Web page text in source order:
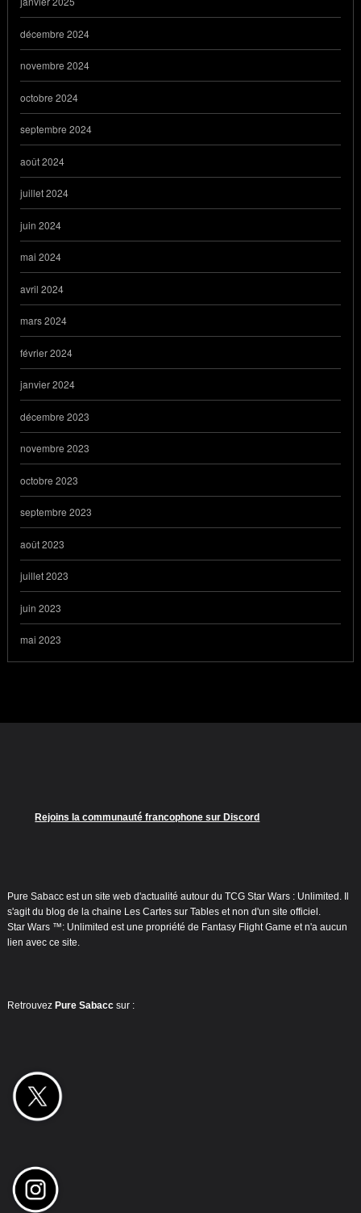
décembre 2024
novembre 2024
octobre 2024
septembre 2024
août 2024
juillet 2024
juin 2024
mai 2024
avril 2024
mars 2024
février 2024
janvier 2024
décembre 2023
novembre 2023
octobre 2023
septembre 2023
août 2023
juillet 2023
juin 2023
mai 2023
Rejoins la communauté francophone sur Discord
Pure Sabacc est un site web d'actualité autour du TCG Star Wars : Unlimited. Il
s'agit du blog de la chaine Les Cartes sur Tables et non d'un site officiel.
Star Wars ™: Unlimited est une propriété de Fantasy Flight Game et n'a aucun
lien avec ce site.
Retrouvez Pure Sabacc sur :